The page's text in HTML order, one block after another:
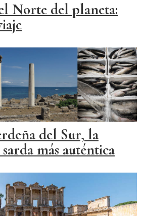
Norte del planeta:
del Sur, la
más auténtica